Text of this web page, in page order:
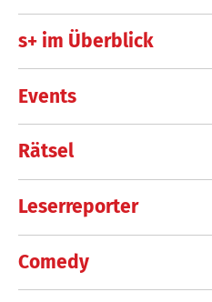
s+ im Überblick
Events
Rätsel
Leserreporter
Comedy